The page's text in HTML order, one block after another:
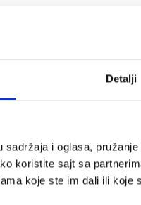
Detalji
i oglasa,
koristite sajt sa
koje ste im dali ili koje
RING pilates fitnes
tegovi za ruke i noge-
Classic 2x0,5kg RX